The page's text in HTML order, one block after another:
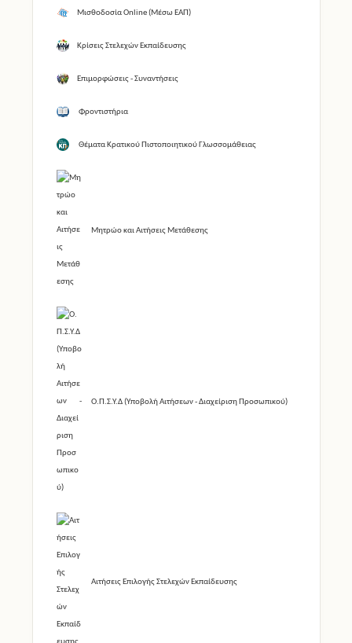
Μισθοδοσία Online (Μέσω ΕΑΠ)
Κρίσεις Στελεχών Εκπαίδευσης
Επιμορφώσεις - Συναντήσεις
Φροντιστήρια
Θέματα Κρατικού Πιστοποιητικού Γλωσσομάθειας
Μητρώο και Αιτήσεις Μετάθεσης
Ο.Π.Σ.Υ.Δ (Υποβολή Αιτήσεων - Διαχείριση Προσωπικού)
Αιτήσεις Επιλογής Στελεχών Εκπαίδευσης